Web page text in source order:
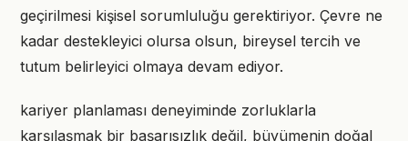
geçirilmesi kişisel sorumluluğu gerektiriyor. Çevre ne
kadar destekleyici olursa olsun, bireysel tercih ve
tutum belirleyici olmaya devam ediyor.
kariyer planlaması deneyiminde zorluklarla
karşılaşmak bir başarısızlık değil, büyümenin doğal